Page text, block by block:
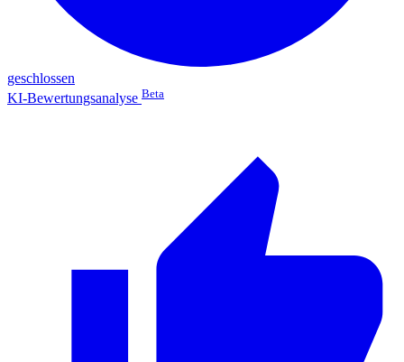
geschlossen
KI-Bewertungsanalyse Beta